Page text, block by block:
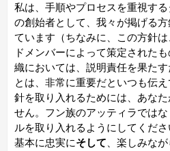
私は、手順やプロセスを重視す
の創始者として、我々が掲げる
ています（ちなみに、この方針
ドメンバーによって策定された
織においては、説明責任を果た
とは、非常に重要だといつも伝
針を取り入れるためには、あな
せん。フン族のアッティラでは
ルを取り入れるようにしてくださ
基本に忠実にそして、楽しみなが